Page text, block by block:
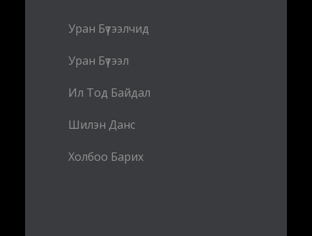
Уран Бүтээлчид
Уран Бүтээл
Ил Тод Байдал
Шилэн Данс
Холбоо Барих